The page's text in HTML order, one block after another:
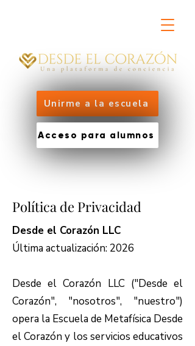
Unirme a la escuela
Acceso para alumnos
Política de Privacidad
Desde el Corazón LLC
Última actualización: 2026
Desde el Corazón LLC ("Desde el
Corazón", "nosotros", "nuestro")
opera la Escuela de Metafísica Desde
el Corazón y los servicios educativos